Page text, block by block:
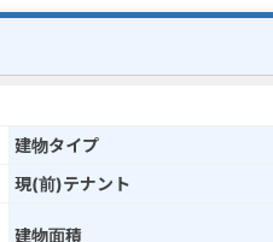
建物タイプ
現(前)テナント
建物面積